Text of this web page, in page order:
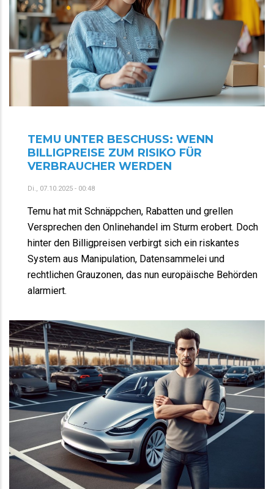
TEMU UNTER BESCHUSS: WENN
BILLIGPREISE ZUM RISIKO FÜR
VERBRAUCHER WERDEN
Di., 07.10.2025 - 00:48
Temu hat mit Schnäppchen, Rabatten und grellen
Versprechen den Onlinehandel im Sturm erobert. Doch
hinter den Billigpreisen verbirgt sich ein riskantes
System aus Manipulation, Datensammelei und
rechtlichen Grauzonen, das nun europäische Behörden
alarmiert.